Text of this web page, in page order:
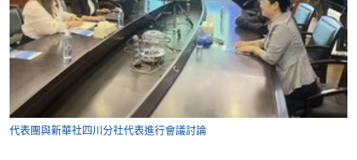
代表團與新華社四川分社代表進行會議討論